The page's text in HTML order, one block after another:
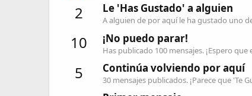
2 Le 'Has Gustado' a alguien
A alguien de por aquí le ha gustado uno
10 ¡No puedo parar!
Has publicado 100 mensajes. ¡Espero
5 Continúa volviendo por aquí
30 mensajes publicados. ¡Parece que 'Te